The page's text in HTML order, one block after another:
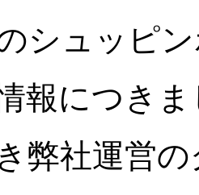
シュッピ
報につき
弊社運営